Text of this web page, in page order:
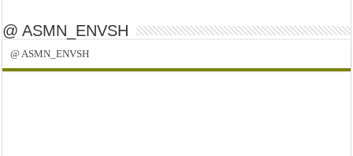
@ ASMN_ENVSH
@ ASMN_ENVSH